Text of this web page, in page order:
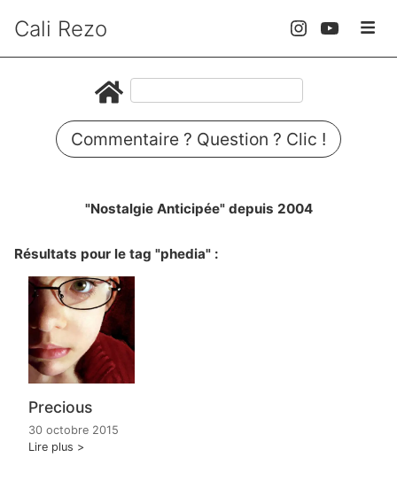
Cali Rezo
Commentaire ? Question ? Clic !
"Nostalgie Anticipée" depuis 2004
Résultats pour le tag "phedia" :
Precious
30 octobre 2015
Lire plus